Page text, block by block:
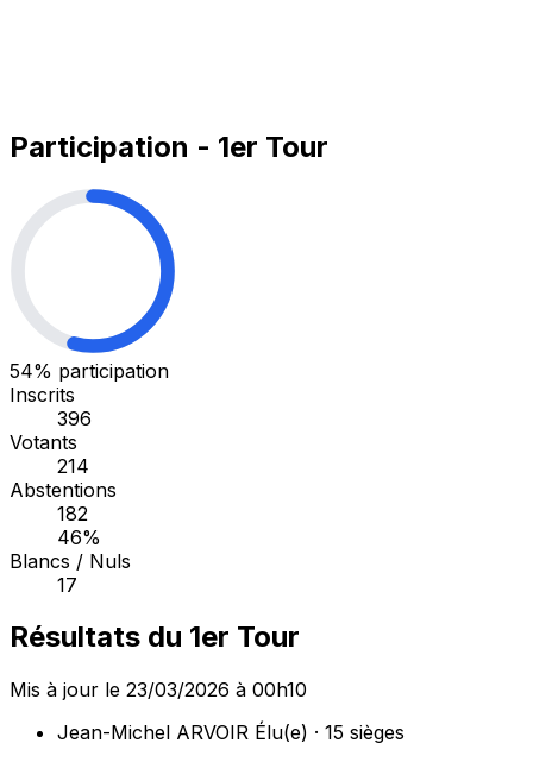
Participation - 1er Tour
54% participation
Inscrits
396
Votants
214
Abstentions
182
46%
Blancs / Nuls
17
Résultats du 1er Tour
Mis à jour le 23/03/2026 à 00h10
Jean-Michel ARVOIR Élu(e) · 15 sièges